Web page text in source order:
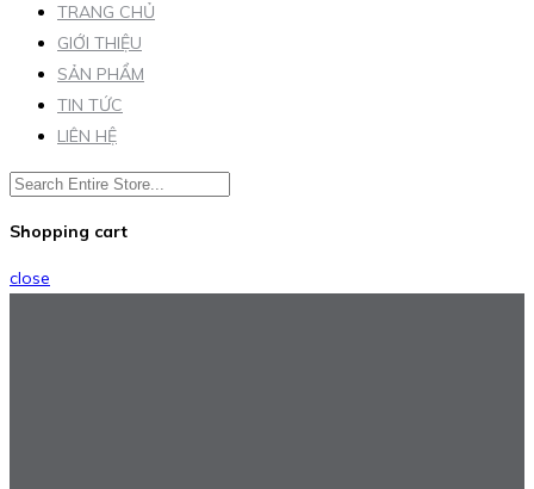
TRANG CHỦ
GIỚI THIỆU
SẢN PHẨM
TIN TỨC
LIÊN HỆ
Shopping cart
close